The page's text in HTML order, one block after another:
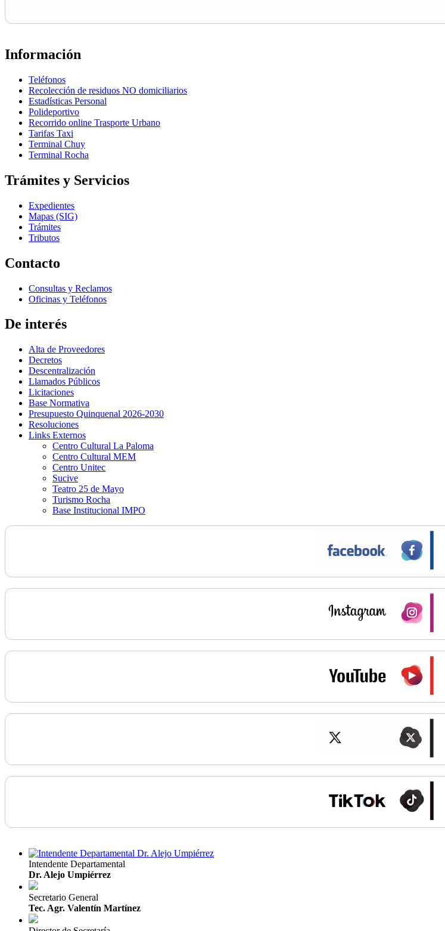
Información
Teléfonos
Recolección de residuos NO domiciliarios
Estadísticas Personal
Polideportivo
Recorrido online Trasporte Urbano
Tarifas Taxi
Terminal Chuy
Terminal Rocha
Trámites y Servicios
Expedientes
Mapas (SIG)
Trámites
Tributos
Contacto
Consultas y Reclamos
Oficinas y Teléfonos
De interés
Alta de Proveedores
Decretos
Descentralización
Llamados Públicos
Licitaciones
Base Normativa
Presupuesto Quinquenal 2026-2030
Resoluciones
Links Externos
Centro Cultural La Paloma
Centro Cultural MEM
Centro Unitec
Sucive
Teatro 25 de Mayo
Turismo Rocha
Base Institucional IMPO
Intendente Departamental
Dr. Alejo Umpiérrez
Secretario General
Tec. Agr. Valentín Martínez